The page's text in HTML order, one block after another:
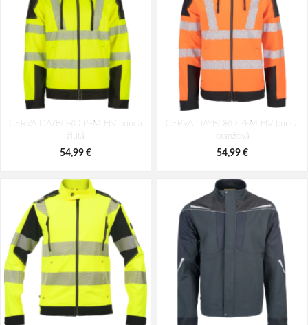
CERVA DAYBORO PFM HV bunda
žlutá
54,99 €
CERVA DAYBORO PFM HV bunda
oranžová
54,99 €